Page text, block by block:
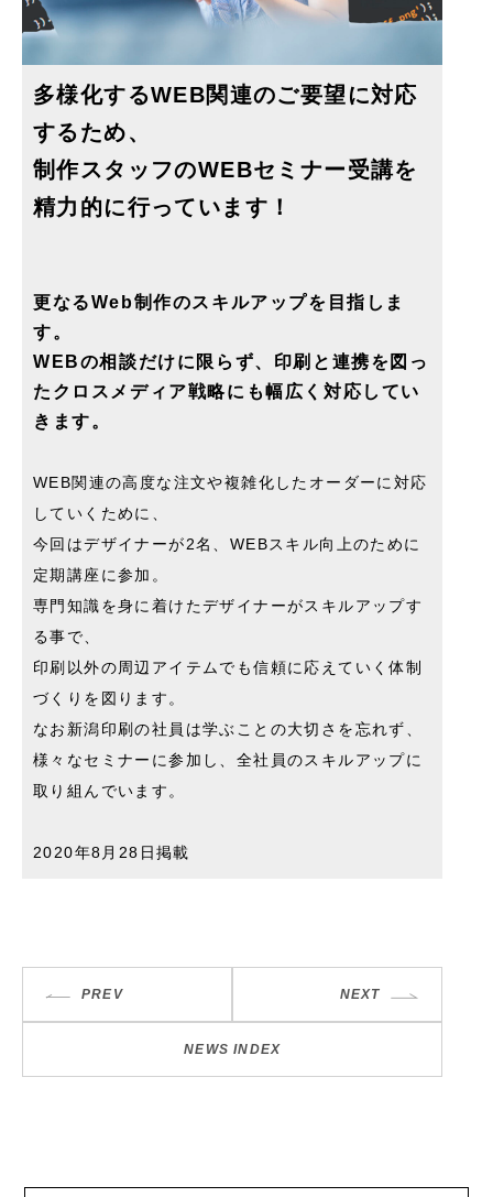
多様化するWEB関連のご要望に対応
するため、
制作スタッフのWEBセミナー受講を
精力的に行っています！
更なるWeb制作のスキルアップを目指しま
す。
WEBの相談だけに限らず、印刷と連携を図っ
たクロスメディア戦略にも幅広く対応してい
きます。
WEB関連の高度な注文や複雑化したオーダーに対応
していくために、
今回はデザイナーが2名、WEBスキル向上のために
定期講座に参加。
専門知識を身に着けたデザイナーがスキルアップす
る事で、
印刷以外の周辺アイテムでも信頼に応えていく体制
づくりを図ります。
なお新潟印刷の社員は学ぶことの大切さを忘れず、
様々なセミナーに参加し、全社員のスキルアップに
取り組んでいます。
2020年8月28日掲載
PREV
NEWS INDEX
NEXT